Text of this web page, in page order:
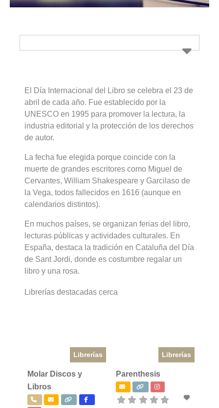
El Día Internacional del Libro se celebra el 23 de
abril de cada año. Fue establecido por la
UNESCO en 1995 para promover la lectura, la
industria editorial y la protección de los derechos
de autor.
La fecha fue elegida porque coincide con la
muerte de grandes escritores como Miguel de
Cervantes, William Shakespeare y Garcilaso de
la Vega, todos fallecidos en 1616 (aunque en
calendarios distintos).
En muchos países, se organizan ferias del libro,
lecturas públicas y actividades culturales. En
España, destaca la tradición en Cataluña del Día
de Sant Jordi, donde es costumbre regalar un
libro y una rosa.
Librerías destacadas cerca
Librerías
Molar Discos y
Libros
Librerías
Parenthesis